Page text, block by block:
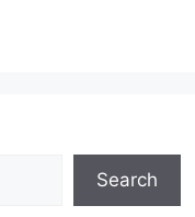
Search